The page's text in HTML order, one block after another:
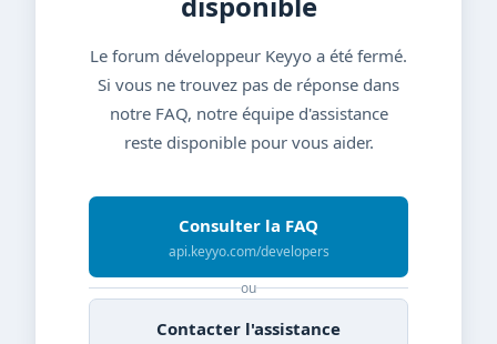
Le forum développeur Keyyo a été fermé.
Si vous ne trouvez pas de réponse dans
notre FAQ, notre équipe d'assistance
reste disponible pour vous aider.
Consulter la FAQ
api.keyyo.com/developers
ou
Contacter l'assistance